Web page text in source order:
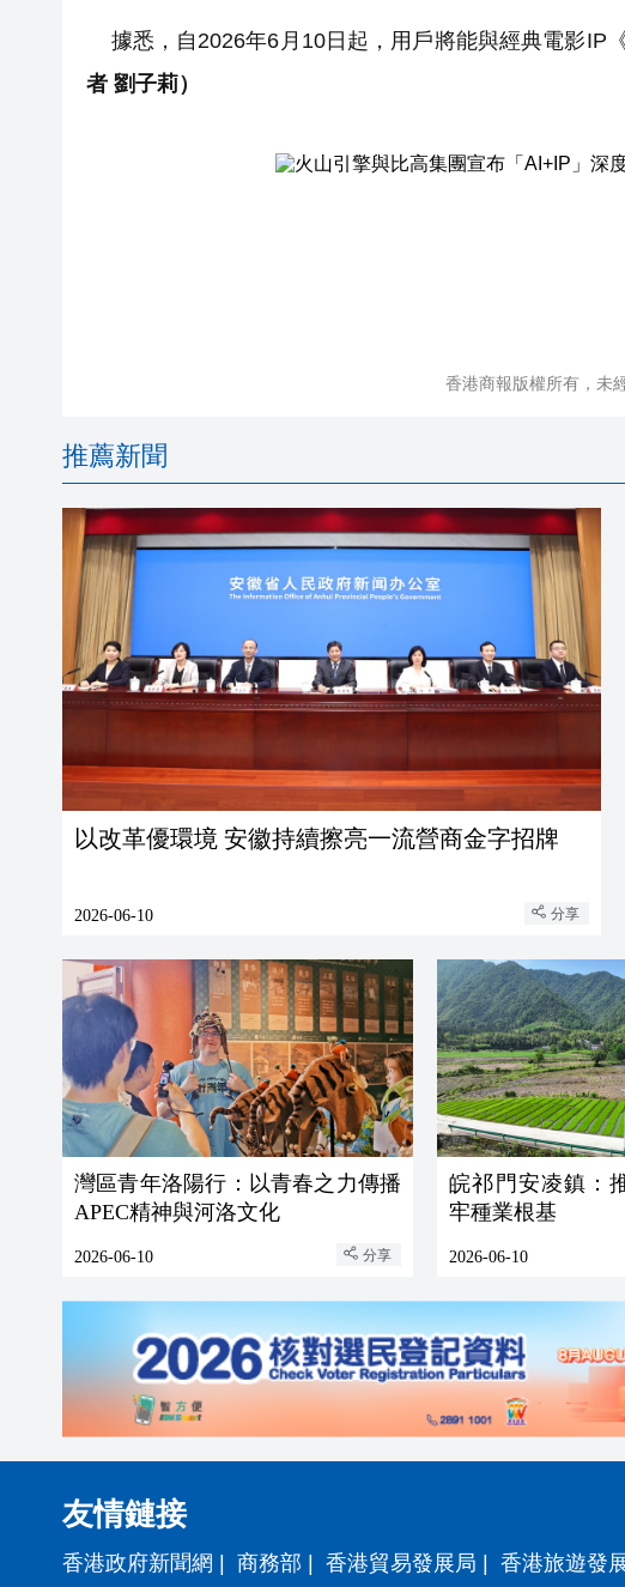
據悉，自2026年6月10日起，用戶將能與經典電影IP
者 劉子莉）
香港商報版權所有，未
推薦新聞
以改革優環境 安徽持續擦亮一流營商金字招牌
2026-06-10 分享
灣區青年洛陽行：以青春之力傳播
APEC精神與河洛文化
2026-06-10 分享
皖祁門安凌鎮：
牢種業根基
2026-06-10
友情鏈接
香港政府新聞網 商務部 香港貿易發展局 香港旅遊發